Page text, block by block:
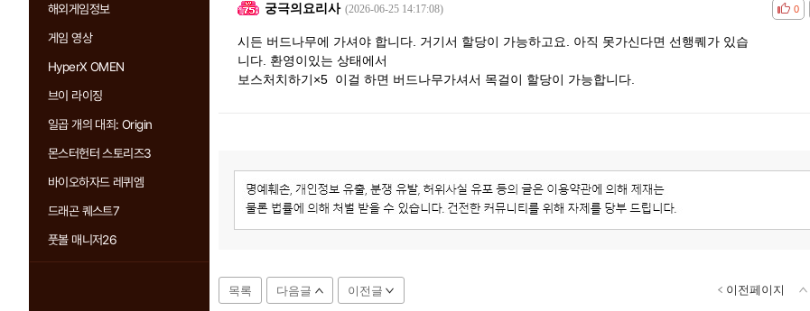
해외게임정보
게임 영상
HyperX OMEN
브이 라이징
일곱 개의 대죄: Origin
몬스터헌터 스토리즈3
바이오하자드 레퀴엠
드래곤 퀘스트7
풋볼 매니저26
궁극의요리사 (2026-06-25 14:17:08) 비공감
0
시든 버드나무에 가셔야 합니다. 거기서 할당이 가능하고요. 아직 못가신다면 선행퀘가 있습
니다. 환영이있는 상태에서
보스처치하기×5 이걸 하면 버드나무가셔서 목걸이 할당이 가능합니다.
목록 다음글 이전글 이전페이지